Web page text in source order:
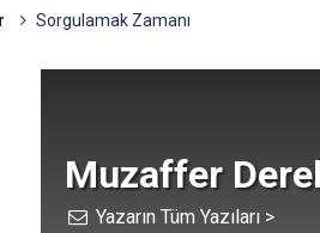
Sorgulamak Zamanı
Muzaffer
Yazarın Tüm Yazıları >